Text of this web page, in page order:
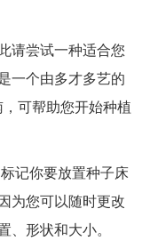
请尝试一种适合您
一个由多才多艺的
可帮助您开始种植
记你要放置种子床
为您可以随时更改
形状和大小。